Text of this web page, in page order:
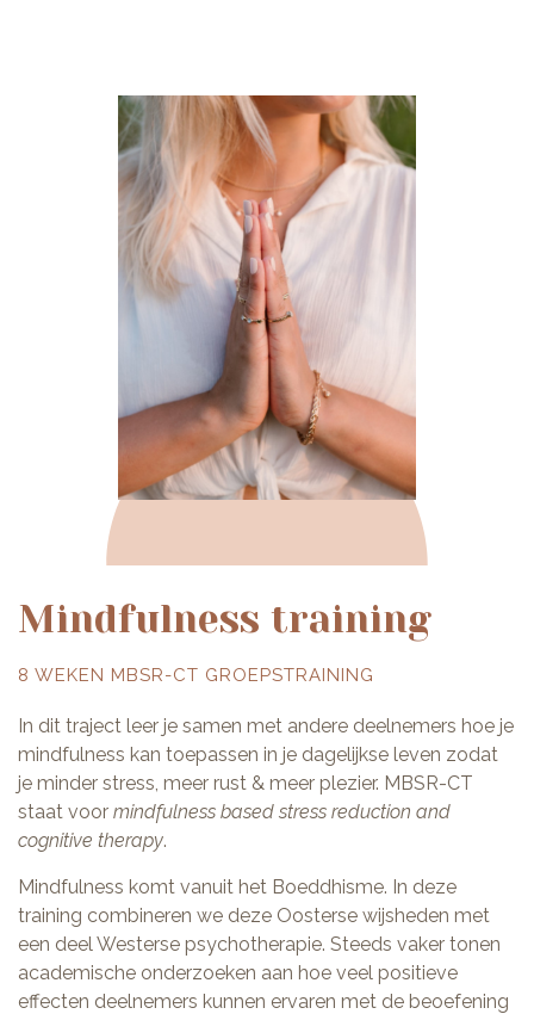
Mindfulness training
8 WEKEN MBSR-CT GROEPSTRAINING
In dit traject leer je samen met andere deelnemers hoe je
mindfulness kan toepassen in je dagelijkse leven zodat
je minder stress, meer rust & meer plezier. MBSR-CT
staat voor mindfulness based stress reduction and
cognitive therapy.
Mindfulness komt vanuit het Boeddhisme. In deze
training combineren we deze Oosterse wijsheden met
een deel Westerse psychotherapie. Steeds vaker tonen
academische onderzoeken aan hoe veel positieve
effecten deelnemers kunnen ervaren met de beoefening